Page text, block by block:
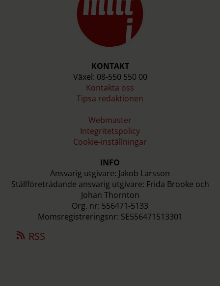
KONTAKT
Växel: 08-550 550 00
Kontakta oss
Tipsa redaktionen
Webmaster
Integritetspolicy
Cookie-inställningar
INFO
Ansvarig utgivare: Jakob Larsson
Ställföreträdande ansvarig utgivare: Frida Brooke och
Johan Thornton
Org. nr: 556471-5133
Momsregistreringsnr: SE556471513301
RSS